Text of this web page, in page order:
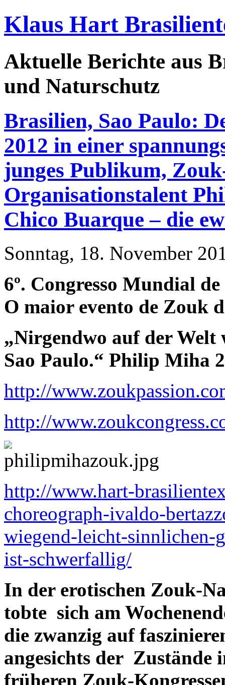
Klaus Hart
Aktuelle Berichte aus
und Naturschutz
Brasilien, Sao Paulo:
2012 in einer
junges Publikum,
Organisationstalent
Chico Buarque – die
Sonntag, 18. November
6º. Congresso Mundial
O maior evento de Zouk
„Nirgendwo auf der
Sao Paulo.“ Philip Miha
http://
http://
http://www.hart-
choreograph-ivaldo-
wiegend-leicht-sinnlichen-
ist-schwerfallig/
In der erotischen Zouk-
tobte sich am
die zwanzig auf
angesichts der Zustände
früheren Zouk-